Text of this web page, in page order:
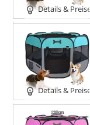
Details & Preise
Details & Preise